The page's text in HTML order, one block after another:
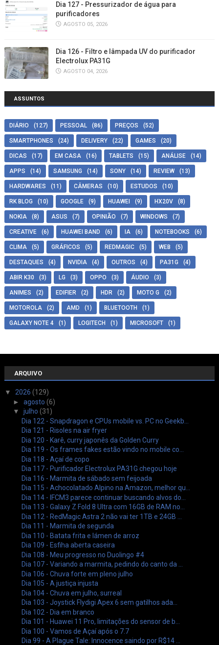
Dia 127 - Pressurizador de água para
purificadores
AGOSTO 05, 2026
Dia 126 - Filtro e lâmpada UV do purificador
Electrolux PA31G
AGOSTO 04, 2026
ASSUNTOS
DIÁRIO (127) PESSOAL (86) PREÇOS (52)
SMARTPHONES (24) DELIVERY (22) GAMES (20)
DICAS (17) EM CASA (16) TABLETS (15) ANÁLISE (14)
APPS (14) SAMSUNG (14) SONY (14) REVIEW (13)
HARDWARES (11) CÂMERAS (10) ESTUDOS (10)
RK BLOG (10) GOOGLE (9) HUAWEI (9) HX20V (8)
NOKIA (8) ASUS (7) OPINIÃO (7) WINDOWS (7)
CREATIVE (6) HUAWEI BAND (6) IA (6) NOTEBOOKS (6)
CLIMA (5) GRÁFICOS (5) REDMAGIC (5) WEB (5)
DESTAQUES (4) NVIDIA (4) OUTROS (4) PA31G (4)
ABIR K30 (3) LG (3) OPPO (3) ÁUDIO (3)
ANIMES (2) EDIFIER (2) HDR (2) MOTO G (2)
MOTOROLA (2) AMD (1) BLUETOOTH (1)
GALAXY NOTE 4 (1) LOGITECH (1) MICROSOFT (1)
ARQUIVO
▼ 2026 (129)
► agosto (6)
▼ julho (31)
Dia 122 - Snapdragon e CPUs mobile vs. PC no Geekb...
Dia 121 - Risoles na air fryer
Dia 120 - Karê, curry japonês da Golden Curry
Dia 119 - Os frames fakes estão vindo no mobile co...
Dia 118 - Açaí de copo
Dia 117 - Purificador Electrolux PA31G chegou hoje
Dia 116 - Marmita de sábado sem feijoada
Dia 115 - Achocolatado Alpino na Amazon, melhor qu...
Dia 114 - IFCM3 parece continuar buscando alvos do...
Dia 113 - Galaxy Z Fold 8 Ultra com 16GB de RAM no...
Dia 112 - RedMagic Astra 2 não vai ter 1TB e 24GB ...
Dia 111 - Marmita de segunda
Dia 110 - Batata frita e lámen de arroz
Dia 109 - Esfiha aberta caseira
Dia 108 - Meu progresso no Duolingo #4
Dia 107 - Variando a marmita, pedindo do canto da ...
Dia 106 - Chuva forte em pleno julho
Dia 105 - A justiça injusta
Dia 104 - Chuva em julho, surreal
Dia 103 - Joystick Flydigi Apex 6 sem gatilhos ada...
Dia 102 - Dia em branco
Dia 101 - Huawei 11 Pro, limitações do sensor de b...
Dia 100 - Vamos de Açaí após o 7.7
Dia 99 - A Plague Tale: Innocence saindo por R$14 ...